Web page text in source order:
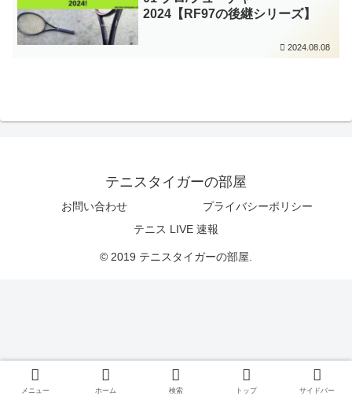
2024【RF97の後継シリーズ】
2024.08.08
テニスタイガーの部屋
お問い合わせ
プライバシーポリシー
テニス LIVE 速報
© 2019 テニスタイガーの部屋.
メニュー ホーム 検索 トップ サイドバー